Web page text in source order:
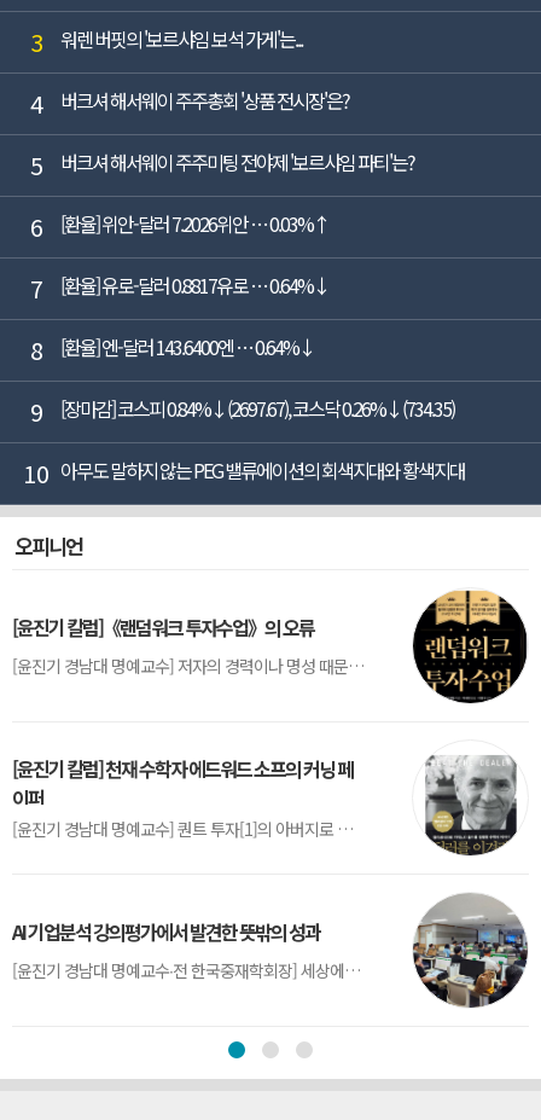
3 워렌 버핏의 '보르샤임 보석 가게'는...
4 버크셔 해서웨이 주주총회 '상품 전시장'은?
5 버크셔 해서웨이 주주미팅 전야제 '보르샤임 파티'는?
6 [환율] 위안-달러 7.2026위안 … 0.03%↑
7 [환율] 유로-달러 0.8817유로 … 0.64%↓
8 [환율] 엔-달러 143.6400엔 … 0.64%↓
9 [장마감] 코스피 0.84%↓(2697.67), 코스닥 0.26%↓(734.35)
10 아무도 말하지 않는 PEG 밸류에이션의 회색지대와 황색지대
오피니언
[윤진기 칼럼]《랜덤워크 투자수업》의 오류
[윤진기 경남대 명예교수] 저자의 경력이나 명성 때문인지 2020년에 번역 출판된 《랜덤워크 투자수업》(A Random Walk Down Wall Street) 12판은 표지부터가 거창하다. ‘45년간 12번 개정하며 철저히 검증한 투자서’, ‘전문가 부럽지 않은 투자 감각을 길러주는 위대한 투자지침서’ 라는 은빛 광고문구로 독자를 유혹한다.[1] 출판 50주...
[윤진기 칼럼] 천재 수학자 에드워드 소프의 커닝 페
이퍼
[윤진기 경남대 명예교수] 퀀트 투자[1]의 아버지로 불리는 에드워드 소프(Edward O. Thorp)는 수학계에서 천재로 알려진 인물이다. 그는 수학자이지만, 투자 업계에도 여러 가지 흥미로운 일화를 남겼다.수학을 이용하여 카지노를 이길 수 있는지가 궁금했던 그는 동료 교수가 소개해 준 블랙잭(Blackjack) 전략의 핵심을 손바닥 크기의 종이에 요...
AI 기업분석 강의평가에서 발견한 뜻밖의 성과
[윤진기 경남대 명예교수∙전 한국중재학회장] 세상에는 우연처럼 보이지만 인류의 진보를 이끌어낸 사건들이 있다. 영국의 알렉산더 플레밍(Alexander Fleming)이 곰팡이 핀 페트리 접시(Petri dish)를 버리지 않고[1] 관찰해 페니실린을 발견한 것은 그 대표적 사례다. 무심히 지나쳤다면 결코 없었을 혁신이었다.지난 7월 5일, 필자가 개발한 기업...